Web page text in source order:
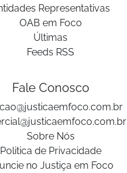
Representativas
OAB em Foco
Últimas
Feeds RSS
Fale Conosco
Sobre Nós
Politica de Privacidade
no Justiça em Foco